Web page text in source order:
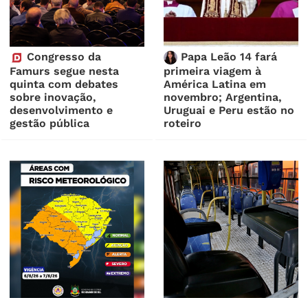
Congresso da
Famurs segue nesta
quinta com debates
sobre inovação,
desenvolvimento e
gestão pública
Papa Leão 14 fará
primeira viagem à
América Latina em
novembro; Argentina,
Uruguai e Peru estão no
roteiro